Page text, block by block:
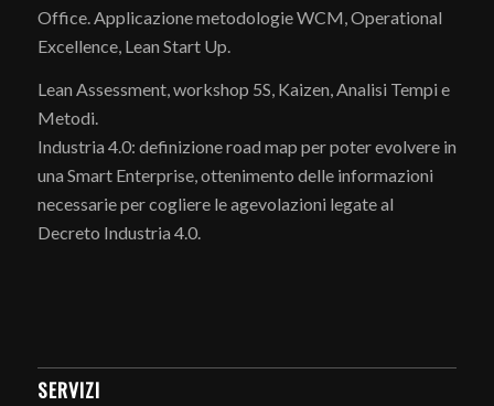
Office. Applicazione metodologie WCM, Operational
Excellence, Lean Start Up.
Lean Assessment, workshop 5S, Kaizen, Analisi Tempi e
Metodi.
Industria 4.0: definizione road map per poter evolvere in
una Smart Enterprise, ottenimento delle informazioni
necessarie per cogliere le agevolazioni legate al
Decreto Industria 4.0.
SERVIZI